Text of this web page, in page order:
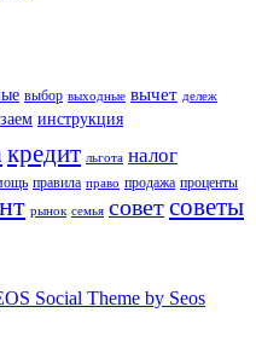
выбор выходные вычет дележ
заем инструкция
кредит льгота налог
правила право продажа проценты
рынок семья советсоветы
Social Theme by Seos